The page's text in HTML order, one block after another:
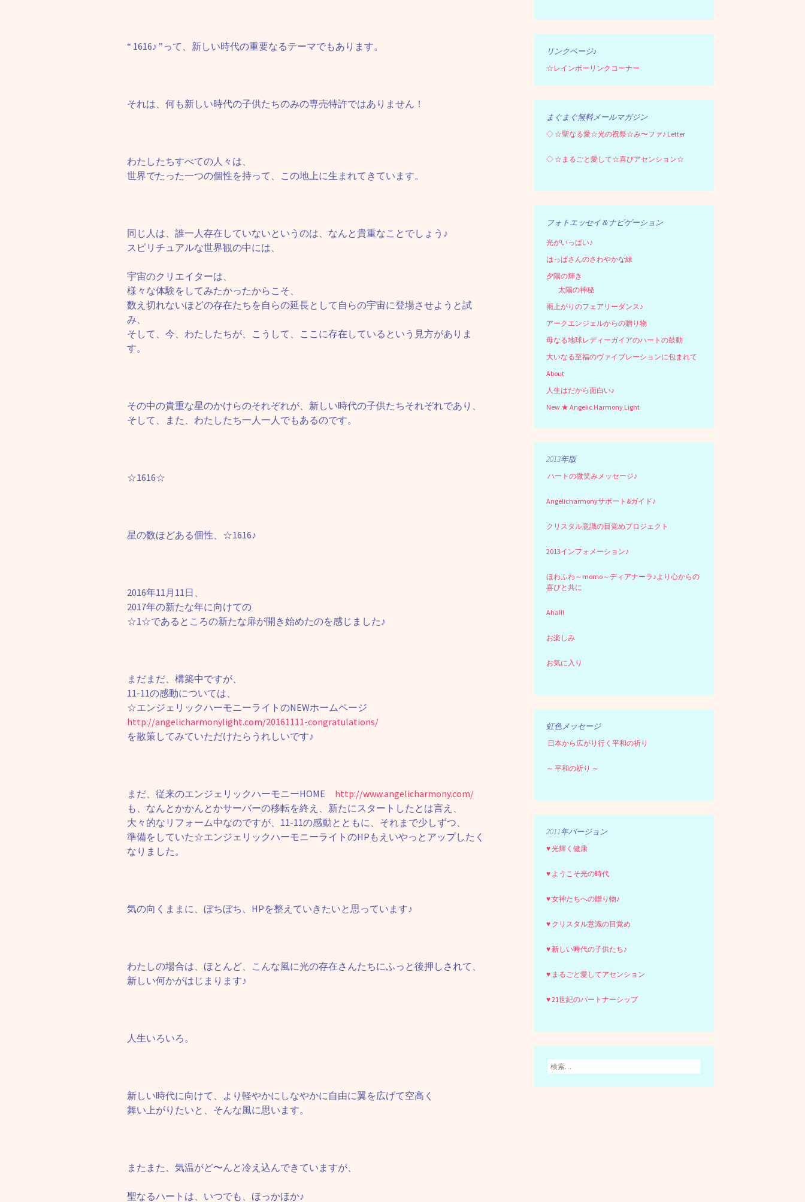
“ 1616♪ ”って、新しい時代の重要なるテーマでもあります。
それは、何も新しい時代の子供たちのみの専売特許ではありません！
わたしたちすべての人々は、
世界でたった一つの個性を持って、この地上に生まれてきています。
同じ人は、誰一人存在していないというのは、なんと貴重なことでしょう♪
スピリチュアルな世界観の中には、
宇宙のクリエイターは、
様々な体験をしてみたかったからこそ、
数え切れないほどの存在たちを自らの延長として自らの宇宙に登場させようと試
み、
そして、今、わたしたちが、こうして、ここに存在しているという見方がありま
す。
その中の貴重な星のかけらのそれぞれが、新しい時代の子供たちそれぞれであり、
そして、また、わたしたち一人一人でもあるのです。
☆1616☆
星の数ほどある個性、☆1616♪
2016年11月11日、
2017年の新たな年に向けての
☆1☆であるところの新たな扉が開き始めたのを感じました♪
まだまだ、構築中ですが、
11-11の感動については、
☆エンジェリックハーモニーライトのNEWホームページ
http://angelicharmonylight.com/20161111-congratulations/
を散策してみていただけたらうれしいです♪
まだ、従来のエンジェリックハーモニーHOME http://www.angelicharmony.com/
も、なんとかかんとかサーバーの移転を終え、新たにスタートしたとは言え、
大々的なリフォーム中なのですが、11-11の感動とともに、それまで少しずつ、
準備をしていた☆エンジェリックハーモニーライトのHPもえいやっとアップしたく
なりました。
気の向くままに、ぼちぼち、HPを整えていきたいと思っています♪
わたしの場合は、ほとんど、こんな風に光の存在さんたちにふっと後押しされて、
新しい何かがはじまります♪
人生いろいろ。
新しい時代に向けて、より軽やかにしなやかに自由に翼を広げて空高く
舞い上がりたいと、そんな風に思います。
またまた、気温がど〜んと冷え込んできていますが、
聖なるハートは、いつでも、ほっかほか♪
リンクページ♪
☆レインボーリンクコーナー
まぐまぐ無料メールマガジン
◇ ☆聖なる愛☆光の祝祭☆み〜ファ♪ Letter
◇ ☆まるごと愛して☆喜びアセンション☆
フォトエッセイ＆ナビゲーション
光がいっぱい♪
はっぱさんのさわやかな緑
夕陽の輝き
太陽の神秘
雨上がりのフェアリーダンス♪
アークエンジェルからの贈り物
母なる地球レディーガイアのハートの鼓動
大いなる至福のヴァイブレーションに包まれて
About
人生はだから面白い♪
New ★ Angelic Harmony Light
2013年版
ハートの微笑みメッセージ♪
Angelicharmonyサポート&ガイド♪
クリスタル意識の目覚めプロジェクト
2013インフォメーション♪
ほわふわ～momo～ディアナーラ♪より心からの
喜びと共に
Aha!!!
お楽しみ
お気に入り
虹色メッセージ
日本から広がり行く平和の祈り
～ 平和の祈り ～
2011年バージョン
♥ 光輝く健康
♥ ようこそ光の時代
♥ 女神たちへの贈り物♪
♥ クリスタル意識の目覚め
♥ 新しい時代の子供たち♪
♥ まるごと愛してアセンション
♥ 21世紀のパートナーシップ
検
索: